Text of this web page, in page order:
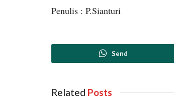
Penulis : P.Sianturi
Send
Related ‎ Posts